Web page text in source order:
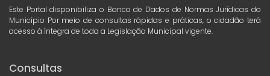
Este Portal disponibiliza o Banco de Dados de Normas Jurídicas do
Município Por meio de consultas rápidas e práticas, o cidadão terá
acesso à íntegra de toda a Legislação Municipal vigente.
Consultas